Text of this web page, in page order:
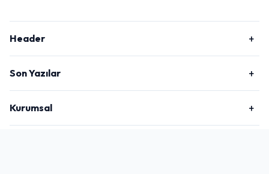
Header
Son Yazılar
Kurumsal